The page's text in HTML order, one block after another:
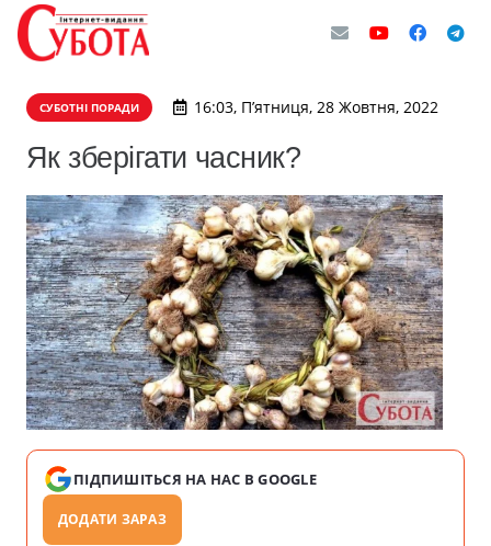
СУБОТНІ ПОРАДИ 16:03, П’ятниця, 28 Жовтня, 2022
Як зберігати часник?
ПІДПИШІТЬСЯ НА НАС В GOOGLE
ДОДАТИ ЗАРАЗ